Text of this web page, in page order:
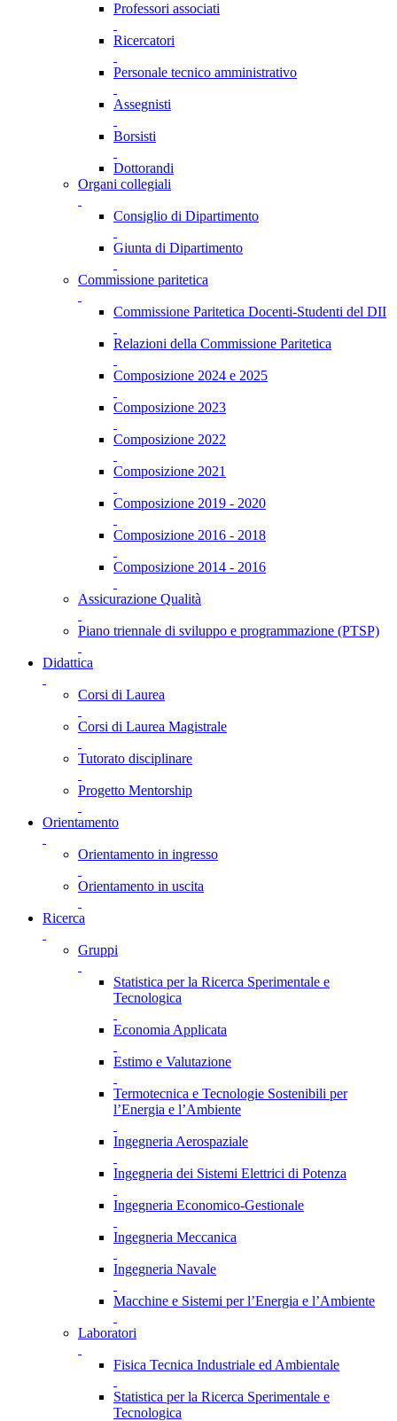
Professori associati
Ricercatori
Personale tecnico amministrativo
Assegnisti
Borsisti
Dottorandi
Organi collegiali
Consiglio di Dipartimento
Giunta di Dipartimento
Commissione paritetica
Commissione Paritetica Docenti-Studenti del DII
Relazioni della Commissione Paritetica
Composizione 2024 e 2025
Composizione 2023
Composizione 2022
Composizione 2021
Composizione 2019 - 2020
Composizione 2016 - 2018
Composizione 2014 - 2016
Assicurazione Qualità
Piano triennale di sviluppo e programmazione (PTSP)
Didattica
Corsi di Laurea
Corsi di Laurea Magistrale
Tutorato disciplinare
Progetto Mentorship
Orientamento
Orientamento in ingresso
Orientamento in uscita
Ricerca
Gruppi
Statistica per la Ricerca Sperimentale e
Tecnologica
Economia Applicata
Estimo e Valutazione
Termotecnica e Tecnologie Sostenibili per
l’Energia e l’Ambiente
Ingegneria Aerospaziale
Ingegneria dei Sistemi Elettrici di Potenza
Ingegneria Economico-Gestionale
Ingegneria Meccanica
Ingegneria Navale
Macchine e Sistemi per l’Energia e l’Ambiente
Laboratori
Fisica Tecnica Industriale ed Ambientale
Statistica per la Ricerca Sperimentale e
Tecnologica